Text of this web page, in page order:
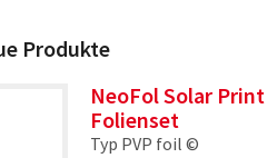
Produkte
NeoFol Solar Print
Folienset
Typ PVP foil ©